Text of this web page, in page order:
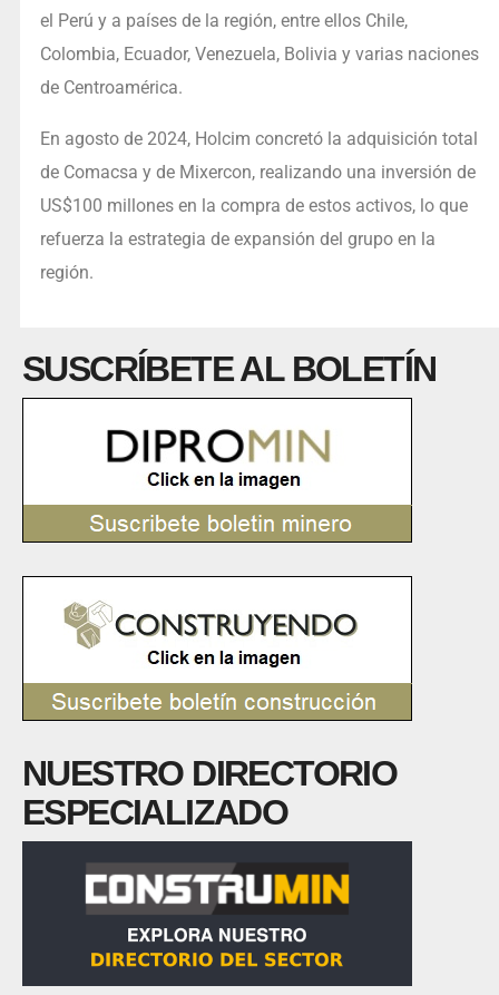
el Perú y a países de la región, entre ellos Chile,
Colombia, Ecuador, Venezuela, Bolivia y varias naciones
de Centroamérica.
En agosto de 2024, Holcim concretó la adquisición total
de Comacsa y de Mixercon, realizando una inversión de
US$100 millones en la compra de estos activos, lo que
refuerza la estrategia de expansión del grupo en la
región.
SUSCRÍBETE AL BOLETÍN
NUESTRO DIRECTORIO
ESPECIALIZADO